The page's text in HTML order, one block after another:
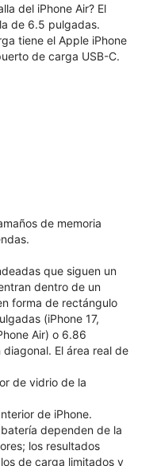
del iPhone Air? El
de 6.5 pulgadas.
tiene el Apple iPhone
de carga USB-C.
de memoria
que siguen un
dentro de un
forma de rectángulo
(iPhone 17,
Air) o 6.86
El área real de
de vidrio de la
de iPhone.
dependen de la
los resultados
de carga limitados y